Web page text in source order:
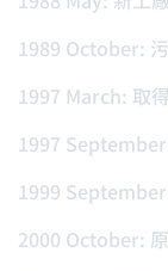
1989 October:
1997 March: 取
1997
1999
2000 October: